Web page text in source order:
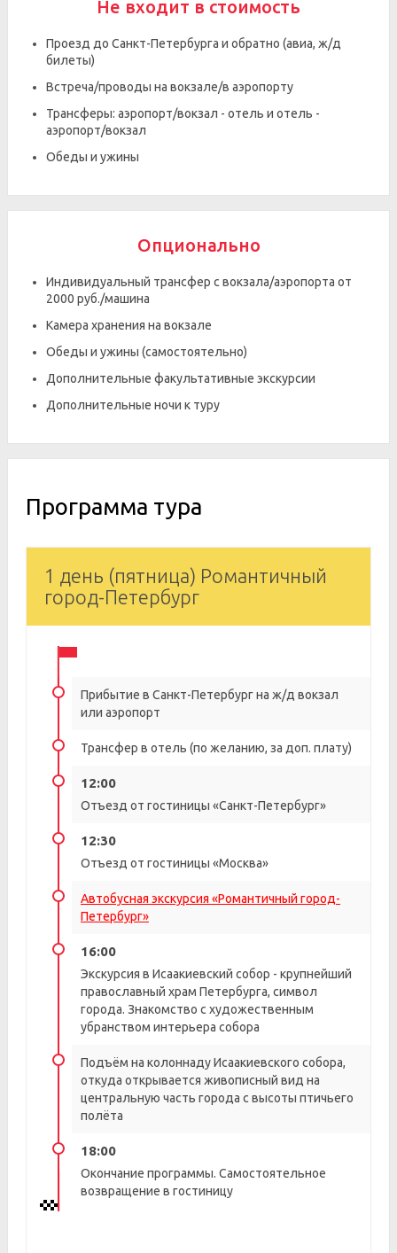
Не входит в стоимость
Проезд до Санкт-Петербурга и обратно (авиа, ж/д
билеты)
Встреча/проводы на вокзале/в аэропорту
Трансферы: аэропорт/вокзал - отель и отель -
аэропорт/вокзал
Обеды и ужины
Опционально
Индивидуальный трансфер с вокзала/аэропорта от
2000 руб./машина
Камера хранения на вокзале
Обеды и ужины (самостоятельно)
Дополнительные факультативные экскурсии
Дополнительные ночи к туру
Программа тура
1 день (пятница) Романтичный
город-Петербург
Прибытие в Санкт-Петербург на ж/д вокзал
или аэропорт
Трансфер в отель (по желанию, за доп. плату)
12:00
Отъезд от гостиницы «Санкт-Петербург»
12:30
Отъезд от гостиницы «Москва»
Автобусная экскурсия «Романтичный город-
Петербург»
16:00
Экскурсия в Исаакиевский собор - крупнейший
православный храм Петербурга, символ
города. Знакомство с художественным
убранством интерьера собора
Подъём на колоннаду Исаакиевского собора,
откуда открывается живописный вид на
центральную часть города с высоты птичьего
полёта
18:00
Окончание программы. Самостоятельное
возвращение в гостиницу